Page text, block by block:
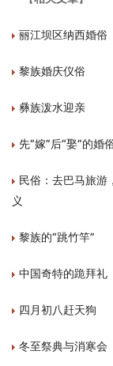
丽江坝区纳西婚俗
黎族婚庆仪俗
彝族泼水迎亲
先“嫁”后“娶”的婚
民俗：去巴马旅游
义
黎族的“跳竹竿”
中国奇特的跪拜礼
四月初八赶天狗
冬至祭典与消寒会